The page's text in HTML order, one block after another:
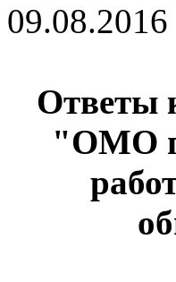
09.08.2016
Ответы
"ОМО